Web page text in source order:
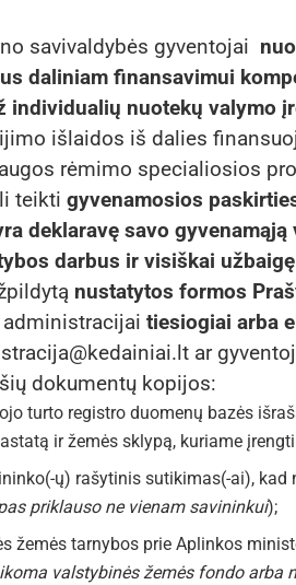
savivaldybės gyventojai
daliniam finansavimui
individualių nuotekų valymo
išlaidos iš dalies
rėmimo specialiosios
teikti gyvenamosios
deklaravę savo gyvenamąją
darbus ir visiškai
nustatytos formos
tiesiogiai arba
ar
dokumentų kopijos:
turto registro duomenų bazės
ir žemės sklypą, kuriame
ų) rašytinis sutikimas(-ai),
priklauso ne vienam savininkui);
žemės tarnybos prie Aplinkos
valstybinės žemės fondo arba